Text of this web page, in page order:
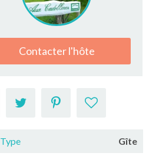
Contacter l'hôte
Type Gîte